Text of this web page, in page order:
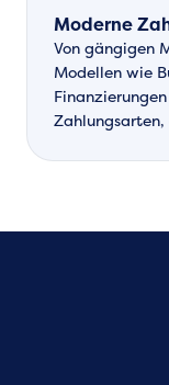
Moderne
Von gängigen
Modellen wie
Zahlungsarten,